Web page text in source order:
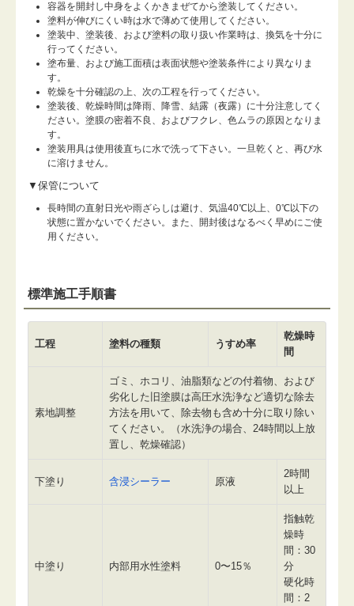
容器を開封し中身をよくかきまぜてから塗装してください。
塗料が伸びにくい時は水で薄めて使用してください。
塗装中、塗装後、および塗料の取り扱い作業時は、換気を十分に
行ってください。
塗布量、および施工面積は表面状態や塗装条件により異なりま
す。
乾燥を十分確認の上、次の工程を行ってください。
塗装後、乾燥時間は降雨、降雪、結露（夜露）に十分注意してく
ださい。塗膜の密着不良、およびフクレ、色ムラの原因となりま
す。
塗装用具は使用後直ちに水で洗って下さい。一旦乾くと、再び水
に溶けません。
▼保管について
長時間の直射日光や雨ざらしは避け、気温40℃以上、0℃以下の
状態に置かないでください。また、開封後はなるべく早めにご使
用ください。
標準施工手順書
工程 塗料の種類 うすめ率
乾燥時
間
素地調整
ゴミ、ホコリ、油脂類などの付着物、および
劣化した旧塗膜は高圧水洗浄など適切な除去
方法を用いて、除去物も含め十分に取り除い
てください。（水洗浄の場合、24時間以上放
置し、乾燥確認）
下塗り 含浸シーラー 原液
2時間
以上
中塗り 内部用水性塗料 0〜15％
指触乾
燥時
間：30
分
硬化時
間：2